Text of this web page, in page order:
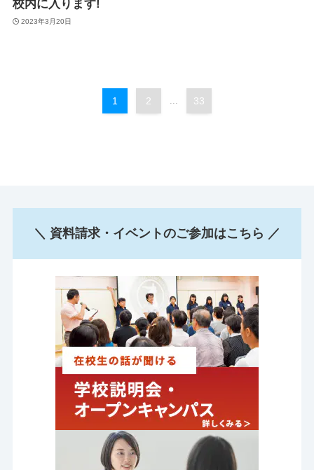
校内に入ります!
2023年3月20日
1 2 ... 33
＼ 資料請求・イベントのご参加はこちら ／